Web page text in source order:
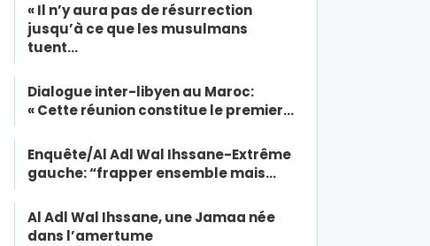
« Il n’y aura pas de résurrection
jusqu’à ce que les musulmans
tuent…
Dialogue inter-libyen au Maroc:
« Cette réunion constitue le premier…
Enquête/Al Adl Wal Ihssane-Extrême
gauche: “frapper ensemble mais…
Al Adl Wal Ihssane, une Jamaa née
dans l’amertume